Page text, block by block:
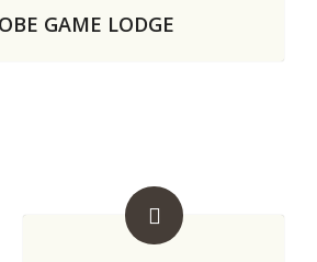
GAME LODGE